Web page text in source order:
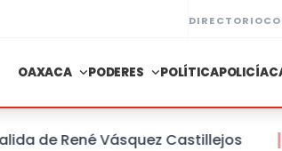
DIRECTORIO
OAXACA PODERES POLÍTICA
René Vásquez Castillejos